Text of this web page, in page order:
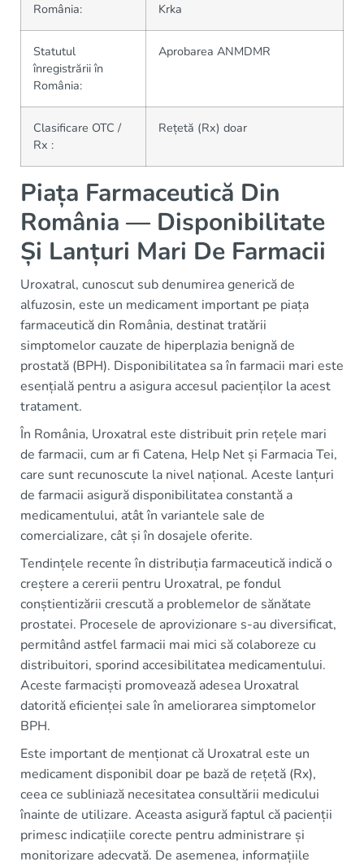
România: Krka
Statutul
înregistrării în
România:
Aprobarea ANMDMR
Clasificare OTC /
Rx :
Rețetă (Rx) doar
Piața Farmaceutică Din
România — Disponibilitate
Și Lanțuri Mari De Farmacii
Uroxatral, cunoscut sub denumirea generică de
alfuzosin, este un medicament important pe piața
farmaceutică din România, destinat tratării
simptomelor cauzate de hiperplazia benignă de
prostată (BPH). Disponibilitatea sa în farmacii mari este
esențială pentru a asigura accesul pacienților la acest
tratament.
În România, Uroxatral este distribuit prin rețele mari
de farmacii, cum ar fi Catena, Help Net și Farmacia Tei,
care sunt recunoscute la nivel național. Aceste lanțuri
de farmacii asigură disponibilitatea constantă a
medicamentului, atât în variantele sale de
comercializare, cât și în dosajele oferite.
Tendințele recente în distribuția farmaceutică indică o
creștere a cererii pentru Uroxatral, pe fondul
conștientizării crescută a problemelor de sănătate
prostatei. Procesele de aprovizionare s-au diversificat,
permitând astfel farmacii mai mici să colaboreze cu
distribuitori, sporind accesibilitatea medicamentului.
Aceste farmaciști promovează adesea Uroxatral
datorită eficienței sale în ameliorarea simptomelor
BPH.
Este important de menționat că Uroxatral este un
medicament disponibil doar pe bază de rețetă (Rx),
ceea ce subliniază necesitatea consultării medicului
înainte de utilizare. Aceasta asigură faptul că pacienții
primesc indicațiile corecte pentru administrare și
monitorizare adecvată. De asemenea, informațiile